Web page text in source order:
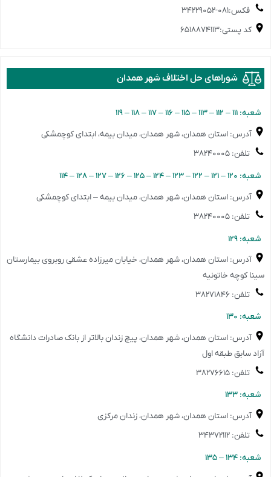
فکس:۰۸۱-۳۴۲۲۹۰۵۲
کد پستی:۶۵۱۸۸۷۴۱۱۳
شوراهای حل اختلاف شهر همدان
️شعبه: ۱۱۱ – ۱۱۲ – ۱۱۳ – ۱۱۵ – ۱۱۶ – ۱۱۷ – ۱۱۸ – ۱۱۹
آدرس: استان همدان، شهر همدان، میدان بیمه، ابتدای کوچمشکی
تلفن: ۳۸۲۴۰۰۰۵
️شعبه: ۱۲۰ – ۱۲۱ – ۱۲۲ – ۱۲۳ – ۱۲۴ – ۱۲۵ – ۱۲۶ – ۱۲۷ – ۱۲۸ – ۱۱۴
آدرس: استان همدان، شهر همدان، میدان بیمه – ابتدای کوچمشکی
تلفن: ۳۸۲۴۰۰۰۵
️شعبه: ۱۲۹
آدرس: استان همدان، شهر همدان، خیابان میرزاده عشقی روبروی بیمارستان
سینا کوچه خاتونیه
تلفن: ۳۸۲۷۱۸۴۶
️شعبه: ۱۳۰
آدرس: استان همدان، شهر همدان، پیچ زندان بالاتر از بانک صادرات دانشگاه
آزاد سابق طبقه اول
تلفن: ۳۸۲۷۶۶۱۵
️شعبه: ۱۳۳
آدرس: استان همدان، شهر همدان، زندان مرکزی
تلفن: ۳۴۳۷۲۱۱۲
️شعبه: ۱۳۴ – ۱۳۵